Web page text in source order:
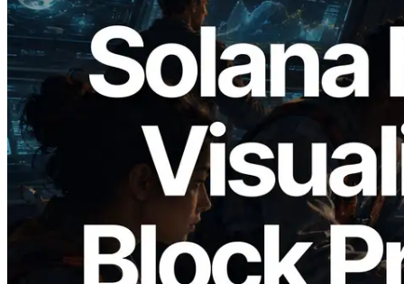
2026.05.24
Validators Solutions Meluncurkan Solana
Block Analyzer — Memvisualisasikan
Waktu Produksi Blok per Slot dan
Validator yang Ditugaskan